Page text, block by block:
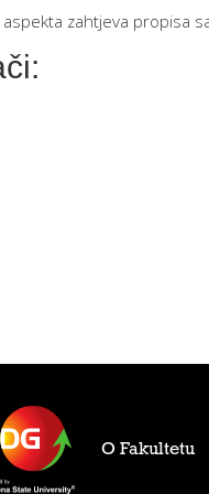
zahtjeva propisa
O Fakultetu